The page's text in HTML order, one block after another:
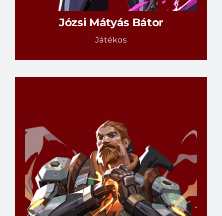
Józsi Mátyás Bátor
Játékos
@Dawe#000